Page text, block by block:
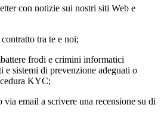
con notizie sui nostri siti Web e
tra te e noi;
frodi e crimini informatici
e sistemi di prevenzione adeguati o
KYC;
email a scrivere una recensione su di